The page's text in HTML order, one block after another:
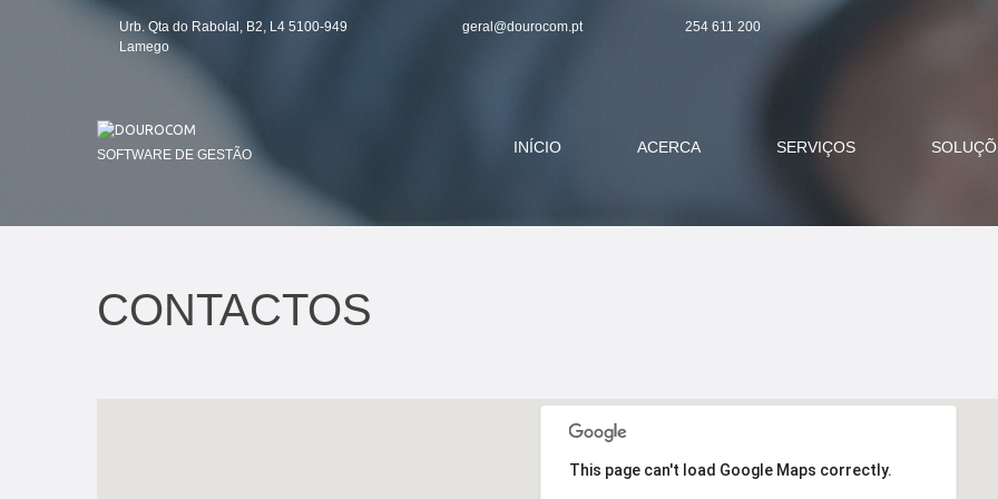
Urb. Qta do Rabolal, B2, L4 5100-949
Lamego
geral@dourocom.pt 254 611 200
SOFTWARE DE GESTÃO INÍCIO ACERCA SERVIÇOS
CONTACTOS
This page can't load Google Maps correctly.